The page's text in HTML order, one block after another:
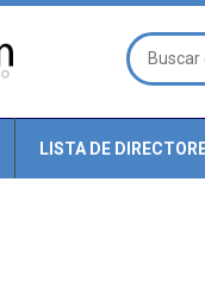
LISTA DE